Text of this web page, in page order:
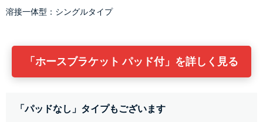
溶接一体型：シングルタイプ
「ホースブラケット パッド付」を詳しく見る
「パッドなし」タイプもございます